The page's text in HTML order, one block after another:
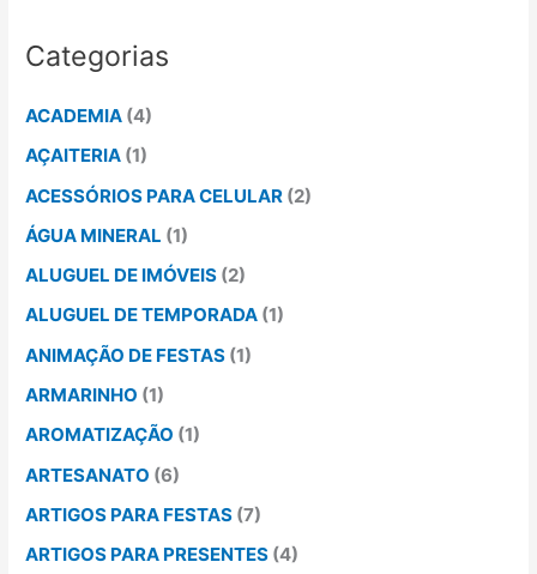
Categorias
ACADEMIA (4)
AÇAITERIA (1)
ACESSÓRIOS PARA CELULAR (2)
ÁGUA MINERAL (1)
ALUGUEL DE IMÓVEIS (2)
ALUGUEL DE TEMPORADA (1)
ANIMAÇÃO DE FESTAS (1)
ARMARINHO (1)
AROMATIZAÇÃO (1)
ARTESANATO (6)
ARTIGOS PARA FESTAS (7)
ARTIGOS PARA PRESENTES (4)